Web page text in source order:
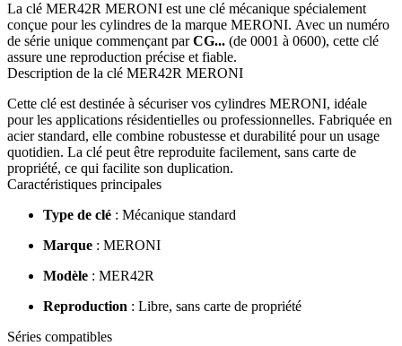
La clé MER42R MERONI est une clé mécanique spécialement
conçue pour les cylindres de la marque MERONI. Avec un numéro
de série unique commençant parCG... (de 0001 à 0600), cette clé
assure une reproduction précise et fiable.
Description de la clé MER42R MERONI
Cette clé est destinée à sécuriser vos cylindres MERONI, idéale
pour les applications résidentielles ou professionnelles. Fabriquée en
acier standard, elle combine robustesse et durabilité pour un usage
quotidien. La clé peut être reproduite facilement, sans carte de
propriété, ce qui facilite son duplication.
Caractéristiques principales
Type de clé : Mécanique standard
Marque : MERONI
Modèle : MER42R
Reproduction : Libre, sans carte de propriété
Séries compatibles